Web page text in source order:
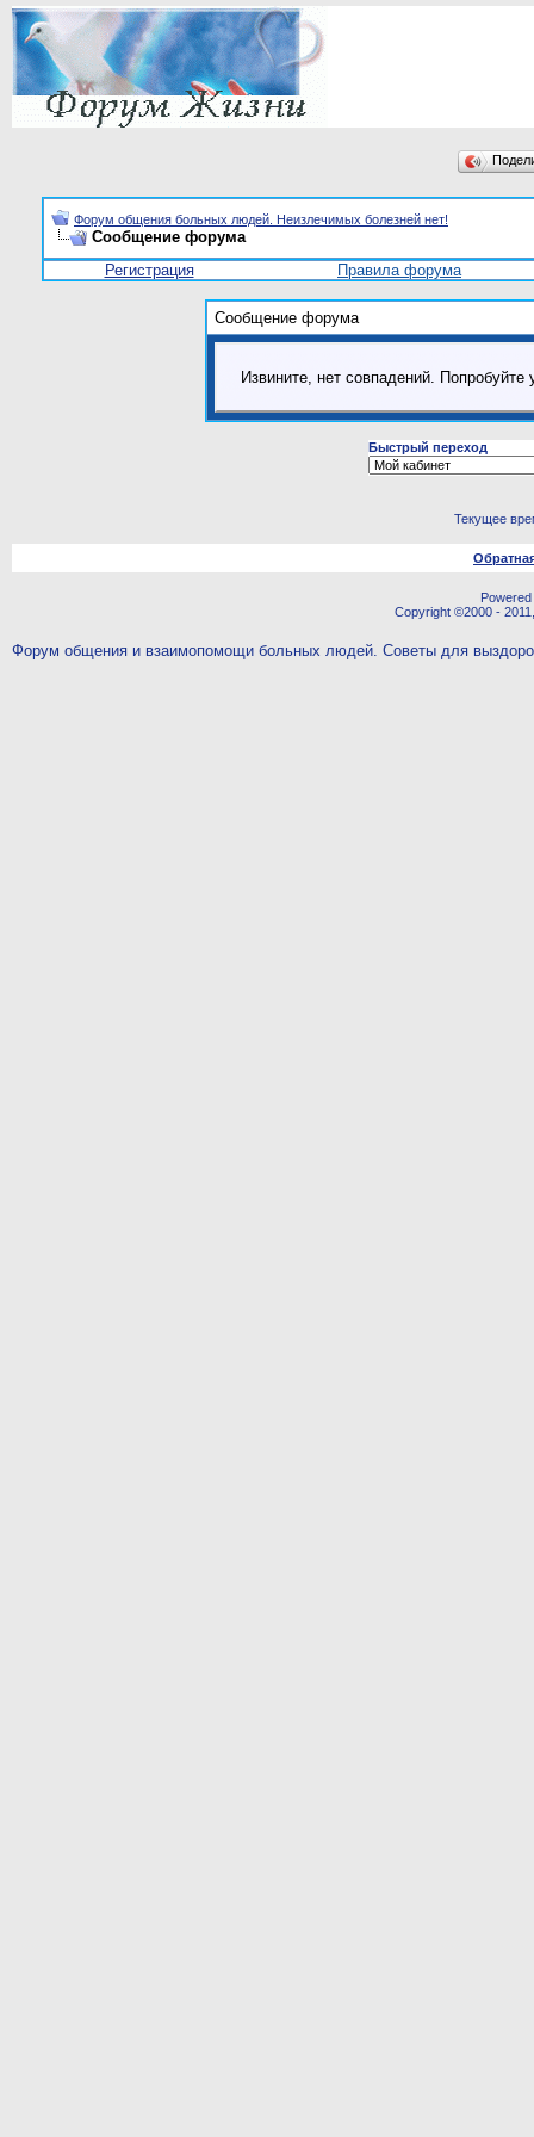
Форум общения больных людей. Неизлечимых болезней нет!
Сообщение форума
Регистрация
Правила форума
Сообщение форума
Извините, нет совпадений.
Быстрый переход
Текущее
Copyright ©2000 -
Форум общения и взаимопомощи больных людей. Советы для